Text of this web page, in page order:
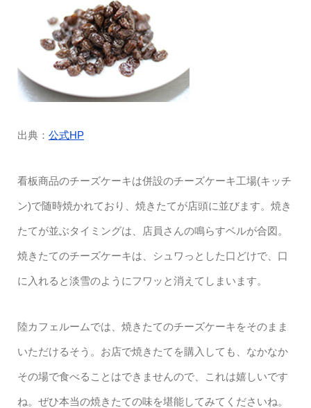
出典： 公式HP
看板商品のチーズケーキは併設のチーズケーキ工場(キッチ
ン)で随時焼かれており、焼きたてが店頭に並びます。焼き
たてが並ぶタイミングは、店員さんの鳴らすベルが合図。
焼きたてのチーズケーキは、シュワっとした口どけで、口
に入れると淡雪のようにフワッと消えてしまいます。
陸カフェルームでは、焼きたてのチーズケーキをそのまま
いただけるそう。お店で焼きたてを購入しても、なかなか
その場で食べることはできませんので、これは嬉しいです
ね。ぜひ本当の焼きたての味を堪能してみてくださいね。